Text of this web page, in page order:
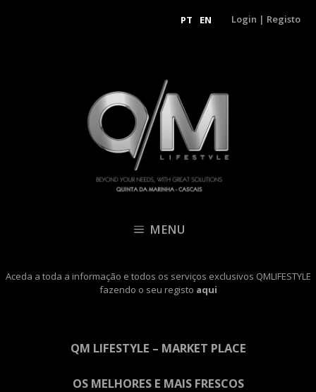
PT EN Login | Registo
MENU
Aceda a toda a informação e todos os serviços exclusivos QMLIFESTYLE
fazendo o seu registo aqui
QM LIFESTYLE – MARKET PLACE
OS MELHORES E MAIS FRESCOS